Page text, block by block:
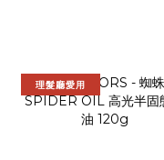
理髮廳愛用